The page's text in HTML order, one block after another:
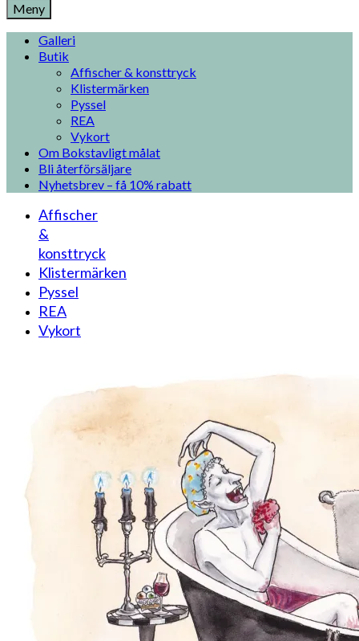
Meny
Galleri
Butik
Affischer & konsttryck
Klistermärken
Pyssel
REA
Vykort
Om Bokstavligt målat
Bli återförsäljare
Nyhetsbrev – få 10% rabatt
Affischer
&
konsttryck
Klistermärken
Pyssel
REA
Vykort